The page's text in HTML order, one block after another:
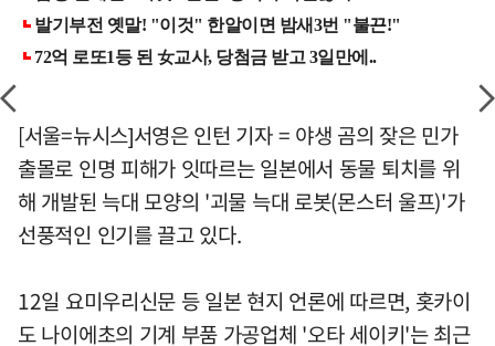
[서울=뉴시스]서영은 인턴 기자 = 야생 곰의 잦은 민가
출몰로 인명 피해가 잇따르는 일본에서 동물 퇴치를 위
해 개발된 늑대 모양의 '괴물 늑대 로봇(몬스터 울프)'가
선풍적인 인기를 끌고 있다.
12일 요미우리신문 등 일본 현지 언론에 따르면, 홋카이
도 나이에초의 기계 부품 가공업체 '오타 세이키'는 최근